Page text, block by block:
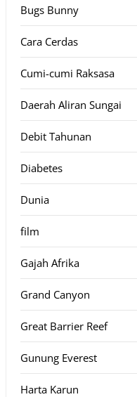
Bugs Bunny
Cara Cerdas
Cumi-cumi Raksasa
Daerah Aliran Sungai
Debit Tahunan
Diabetes
Dunia
film
Gajah Afrika
Grand Canyon
Great Barrier Reef
Gunung Everest
Harta Karun